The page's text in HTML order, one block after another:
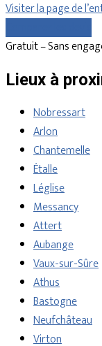
Visiter la page de
Gratuit – Sans
Lieux à
Nobressart
Arlon
Chantemelle
Étalle
Léglise
Messancy
Attert
Aubange
Vaux-sur-Sûre
Athus
Bastogne
Neufchâteau
Virton